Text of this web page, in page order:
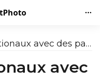
Vols internationaux avec des passeports expirés : Un guide complet
avec